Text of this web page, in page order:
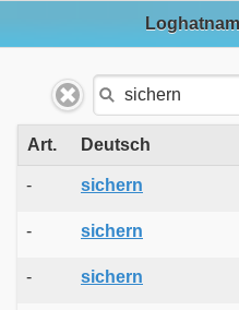
Art. Deutsch
- sichern
- sichern
- sichern